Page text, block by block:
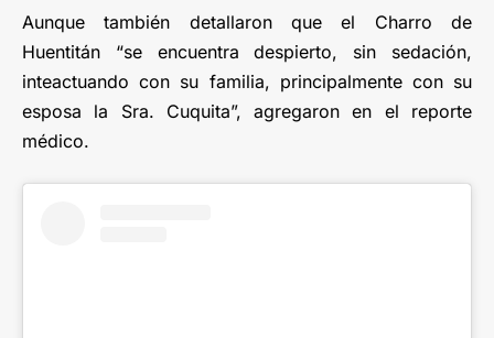
Aunque también detallaron que el Charro de
Huentitán “se encuentra despierto, sin sedación,
inteactuando con su familia, principalmente con su
esposa la Sra. Cuquita”, agregaron en el reporte
médico.